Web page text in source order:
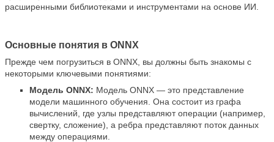
расширенными библиотеками и инструментами на основе ИИ.
Основные понятия в ONNX
Прежде чем погрузиться в ONNX, вы должны быть знакомы с
некоторыми ключевыми понятиями:
Модель ONNX: Модель ONNX — это представление
модели машинного обучения. Она состоит из графа
вычислений, где узлы представляют операции (например,
свертку, сложение), а ребра представляют поток данных
между операциями.